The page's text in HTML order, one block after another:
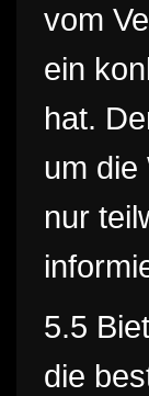
vom
ein
hat.
um die
nur
5.5
die